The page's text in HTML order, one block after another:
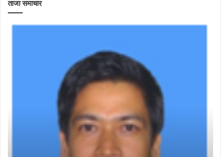
ताजा समाचार